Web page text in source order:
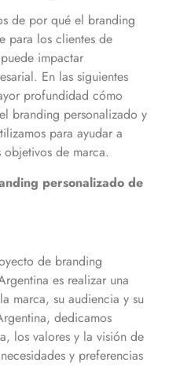
de por qué el branding
para los clientes de
impactar
En las siguientes
profundidad cómo
branding personalizado y
para ayudar a
objetivos de marca.
personalizado de
de branding
es realizar una
marca, su audiencia y su
dedicamos
los valores y la visión de
y preferencias